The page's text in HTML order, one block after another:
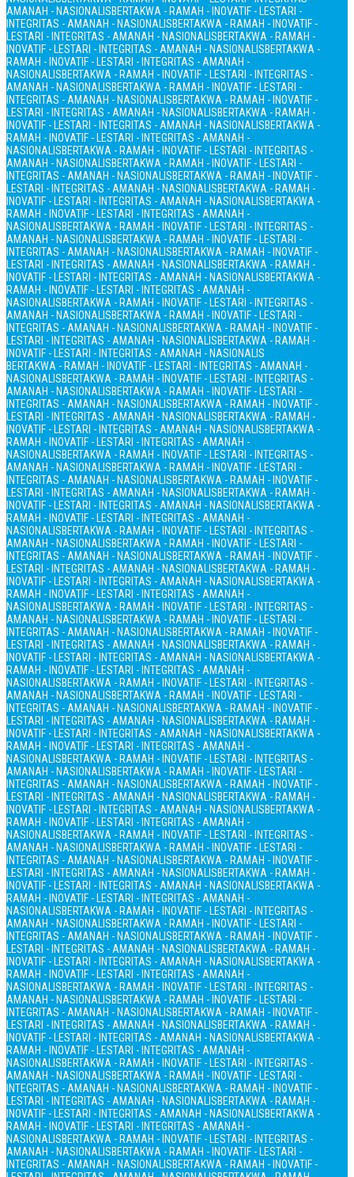
AMANAH - NASIONALISBERTAKWA - RAMAH - INOVATIF - LESTARI -
INTEGRITAS - AMANAH - NASIONALISBERTAKWA - RAMAH - INOVATIF -
LESTARI - INTEGRITAS - AMANAH - NASIONALISBERTAKWA - RAMAH -
INOVATIF - LESTARI - INTEGRITAS - AMANAH - NASIONALISBERTAKWA -
RAMAH - INOVATIF - LESTARI - INTEGRITAS - AMANAH -
NASIONALISBERTAKWA - RAMAH - INOVATIF - LESTARI - INTEGRITAS -
AMANAH - NASIONALISBERTAKWA - RAMAH - INOVATIF - LESTARI -
INTEGRITAS - AMANAH - NASIONALISBERTAKWA - RAMAH - INOVATIF -
LESTARI - INTEGRITAS - AMANAH - NASIONALISBERTAKWA - RAMAH -
INOVATIF - LESTARI - INTEGRITAS - AMANAH - NASIONALISBERTAKWA -
RAMAH - INOVATIF - LESTARI - INTEGRITAS - AMANAH -
NASIONALISBERTAKWA - RAMAH - INOVATIF - LESTARI - INTEGRITAS -
AMANAH - NASIONALISBERTAKWA - RAMAH - INOVATIF - LESTARI -
INTEGRITAS - AMANAH - NASIONALISBERTAKWA - RAMAH - INOVATIF -
LESTARI - INTEGRITAS - AMANAH - NASIONALISBERTAKWA - RAMAH -
INOVATIF - LESTARI - INTEGRITAS - AMANAH - NASIONALISBERTAKWA -
RAMAH - INOVATIF - LESTARI - INTEGRITAS - AMANAH -
NASIONALISBERTAKWA - RAMAH - INOVATIF - LESTARI - INTEGRITAS -
AMANAH - NASIONALISBERTAKWA - RAMAH - INOVATIF - LESTARI -
INTEGRITAS - AMANAH - NASIONALISBERTAKWA - RAMAH - INOVATIF -
LESTARI - INTEGRITAS - AMANAH - NASIONALISBERTAKWA - RAMAH -
INOVATIF - LESTARI - INTEGRITAS - AMANAH - NASIONALISBERTAKWA -
RAMAH - INOVATIF - LESTARI - INTEGRITAS - AMANAH -
NASIONALISBERTAKWA - RAMAH - INOVATIF - LESTARI - INTEGRITAS -
AMANAH - NASIONALISBERTAKWA - RAMAH - INOVATIF - LESTARI -
INTEGRITAS - AMANAH - NASIONALISBERTAKWA - RAMAH - INOVATIF -
LESTARI - INTEGRITAS - AMANAH - NASIONALISBERTAKWA - RAMAH -
INOVATIF - LESTARI - INTEGRITAS - AMANAH - NASIONALIS
BERTAKWA - RAMAH - INOVATIF - LESTARI - INTEGRITAS - AMANAH -
NASIONALISBERTAKWA - RAMAH - INOVATIF - LESTARI - INTEGRITAS -
AMANAH - NASIONALISBERTAKWA - RAMAH - INOVATIF - LESTARI -
INTEGRITAS - AMANAH - NASIONALISBERTAKWA - RAMAH - INOVATIF -
LESTARI - INTEGRITAS - AMANAH - NASIONALISBERTAKWA - RAMAH -
INOVATIF - LESTARI - INTEGRITAS - AMANAH - NASIONALISBERTAKWA -
RAMAH - INOVATIF - LESTARI - INTEGRITAS - AMANAH -
NASIONALISBERTAKWA - RAMAH - INOVATIF - LESTARI - INTEGRITAS -
AMANAH - NASIONALISBERTAKWA - RAMAH - INOVATIF - LESTARI -
INTEGRITAS - AMANAH - NASIONALISBERTAKWA - RAMAH - INOVATIF -
LESTARI - INTEGRITAS - AMANAH - NASIONALISBERTAKWA - RAMAH -
INOVATIF - LESTARI - INTEGRITAS - AMANAH - NASIONALISBERTAKWA -
RAMAH - INOVATIF - LESTARI - INTEGRITAS - AMANAH -
NASIONALISBERTAKWA - RAMAH - INOVATIF - LESTARI - INTEGRITAS -
AMANAH - NASIONALISBERTAKWA - RAMAH - INOVATIF - LESTARI -
INTEGRITAS - AMANAH - NASIONALISBERTAKWA - RAMAH - INOVATIF -
LESTARI - INTEGRITAS - AMANAH - NASIONALISBERTAKWA - RAMAH -
INOVATIF - LESTARI - INTEGRITAS - AMANAH - NASIONALISBERTAKWA -
RAMAH - INOVATIF - LESTARI - INTEGRITAS - AMANAH -
NASIONALISBERTAKWA - RAMAH - INOVATIF - LESTARI - INTEGRITAS -
AMANAH - NASIONALISBERTAKWA - RAMAH - INOVATIF - LESTARI -
INTEGRITAS - AMANAH - NASIONALISBERTAKWA - RAMAH - INOVATIF -
LESTARI - INTEGRITAS - AMANAH - NASIONALISBERTAKWA - RAMAH -
INOVATIF - LESTARI - INTEGRITAS - AMANAH - NASIONALISBERTAKWA -
RAMAH - INOVATIF - LESTARI - INTEGRITAS - AMANAH -
NASIONALISBERTAKWA - RAMAH - INOVATIF - LESTARI - INTEGRITAS -
AMANAH - NASIONALISBERTAKWA - RAMAH - INOVATIF - LESTARI -
INTEGRITAS - AMANAH - NASIONALISBERTAKWA - RAMAH - INOVATIF -
LESTARI - INTEGRITAS - AMANAH - NASIONALISBERTAKWA - RAMAH -
INOVATIF - LESTARI - INTEGRITAS - AMANAH - NASIONALISBERTAKWA -
RAMAH - INOVATIF - LESTARI - INTEGRITAS - AMANAH -
NASIONALISBERTAKWA - RAMAH - INOVATIF - LESTARI - INTEGRITAS -
AMANAH - NASIONALISBERTAKWA - RAMAH - INOVATIF - LESTARI -
INTEGRITAS - AMANAH - NASIONALISBERTAKWA - RAMAH - INOVATIF -
LESTARI - INTEGRITAS - AMANAH - NASIONALISBERTAKWA - RAMAH -
INOVATIF - LESTARI - INTEGRITAS - AMANAH - NASIONALISBERTAKWA -
RAMAH - INOVATIF - LESTARI - INTEGRITAS - AMANAH -
NASIONALISBERTAKWA - RAMAH - INOVATIF - LESTARI - INTEGRITAS -
AMANAH - NASIONALISBERTAKWA - RAMAH - INOVATIF - LESTARI -
INTEGRITAS - AMANAH - NASIONALISBERTAKWA - RAMAH - INOVATIF -
LESTARI - INTEGRITAS - AMANAH - NASIONALISBERTAKWA - RAMAH -
INOVATIF - LESTARI - INTEGRITAS - AMANAH - NASIONALISBERTAKWA -
RAMAH - INOVATIF - LESTARI - INTEGRITAS - AMANAH -
NASIONALISBERTAKWA - RAMAH - INOVATIF - LESTARI - INTEGRITAS -
AMANAH - NASIONALISBERTAKWA - RAMAH - INOVATIF - LESTARI -
INTEGRITAS - AMANAH - NASIONALISBERTAKWA - RAMAH - INOVATIF -
LESTARI - INTEGRITAS - AMANAH - NASIONALISBERTAKWA - RAMAH -
INOVATIF - LESTARI - INTEGRITAS - AMANAH - NASIONALISBERTAKWA -
RAMAH - INOVATIF - LESTARI - INTEGRITAS - AMANAH -
NASIONALISBERTAKWA - RAMAH - INOVATIF - LESTARI - INTEGRITAS -
AMANAH - NASIONALISBERTAKWA - RAMAH - INOVATIF - LESTARI -
INTEGRITAS - AMANAH - NASIONALISBERTAKWA - RAMAH - INOVATIF -
LESTARI - INTEGRITAS - AMANAH - NASIONALISBERTAKWA - RAMAH -
INOVATIF - LESTARI - INTEGRITAS - AMANAH - NASIONALISBERTAKWA -
RAMAH - INOVATIF - LESTARI - INTEGRITAS - AMANAH -
NASIONALISBERTAKWA - RAMAH - INOVATIF - LESTARI - INTEGRITAS -
AMANAH - NASIONALISBERTAKWA - RAMAH - INOVATIF - LESTARI -
INTEGRITAS - AMANAH - NASIONALISBERTAKWA - RAMAH - INOVATIF -
LESTARI - INTEGRITAS - AMANAH - NASIONALISBERTAKWA - RAMAH -
INOVATIF - LESTARI - INTEGRITAS - AMANAH - NASIONALISBERTAKWA -
RAMAH - INOVATIF - LESTARI - INTEGRITAS - AMANAH -
NASIONALISBERTAKWA - RAMAH - INOVATIF - LESTARI - INTEGRITAS -
AMANAH - NASIONALISBERTAKWA - RAMAH - INOVATIF - LESTARI -
INTEGRITAS - AMANAH - NASIONALISBERTAKWA - RAMAH - INOVATIF -